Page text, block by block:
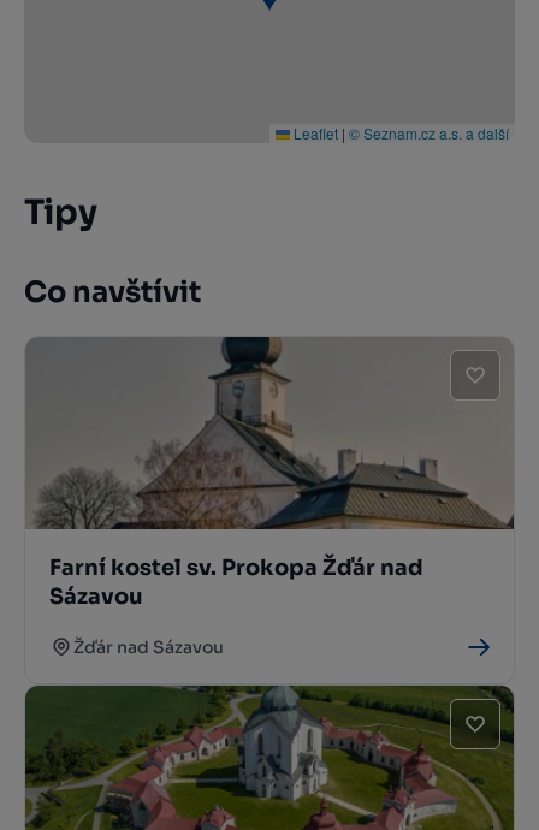
Leaflet | © Seznam.cz a.s. a další
Tipy
Co navštívit
Farní kostel sv. Prokopa Žďár nad
Sázavou
Žďár nad Sázavou